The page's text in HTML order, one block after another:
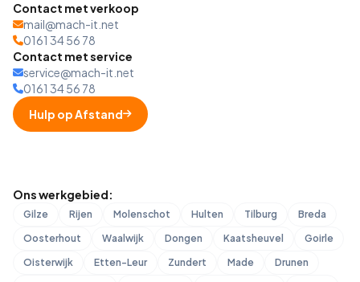
Contact met verkoop
mail@mach-it.net
0161 34 56 78
Contact met service
service@mach-it.net
0161 34 56 78
Hulp op Afstand
Ons werkgebied:
Gilze Rijen Molenschot Hulten Tilburg
Breda
Oosterhout
Waalwijk Dongen Kaatsheuvel
Goirle
Oisterwijk
Etten-Leur Zundert Made
Drunen